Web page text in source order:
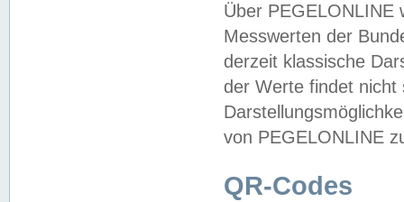
Über PEGELONLINE
Messwerten der
derzeit klassische
der Werte findet
von PEGELONLINE
QR-Codes